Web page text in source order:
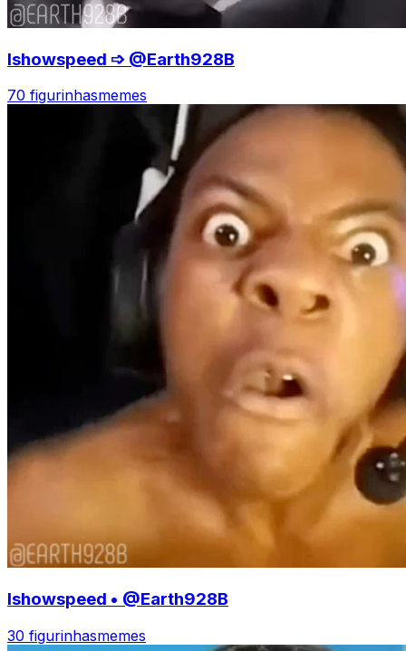
Ishowspeed ➩ @Earth928B
70 figurinhasmemes
Ishowspeed • @Earth928B
30 figurinhasmemes